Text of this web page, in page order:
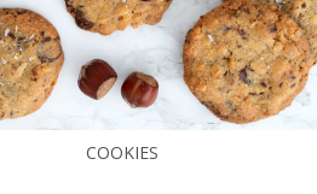
COOKIES